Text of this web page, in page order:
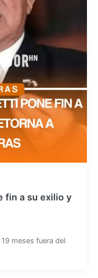
fin a su exilio y
meses fuera del